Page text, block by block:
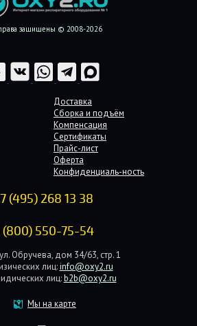
защищены © 2008-2026
Доставка
Сборка и подъём
Компенсация
Сертификаты
Прайс-лист
Оферта
Конфиденциаль-ность
(495) 268 13 38
(800) 550-75-54
Обручева, дом 34/63, стр. 1
лиц: info@oxy2.ru
лиц: b2b@oxy2.ru
Мы на карте